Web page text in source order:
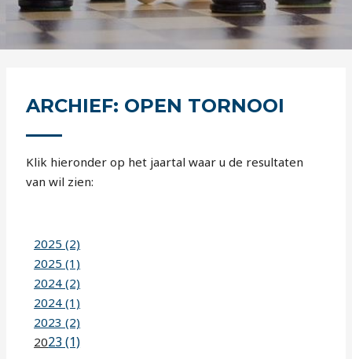
ARCHIEF: OPEN TORNOOI
Klik hieronder op het jaartal waar u de resultaten
van wil zien:
2025 (2)
2025 (1)
2024 (2)
2024 (1)
2023 (2)
2023 (1)